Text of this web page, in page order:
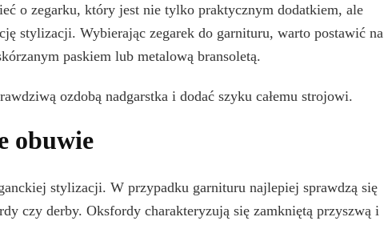
o zegarku, który jest nie tylko praktycznym dodatkiem, ale
stylizacji. Wybierając zegarek do garnituru, warto postawić na
paskiem lub metalową bransoletą.
ozdobą nadgarstka i dodać szyku całemu strojowi.
obuwie
stylizacji. W przypadku garnituru najlepiej sprawdzą się
czy derby. Oksfordy charakteryzują się zamkniętą przyszwą i